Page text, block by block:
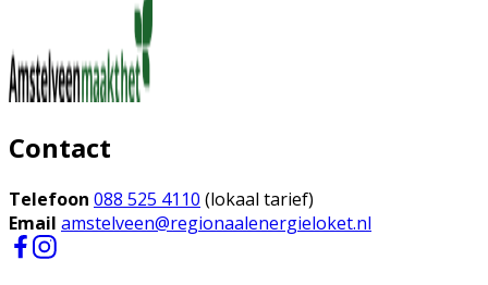
Contact
Telefoon 088 525 4110 (lokaal tarief)
Email amstelveen@regionaalenergieloket.nl